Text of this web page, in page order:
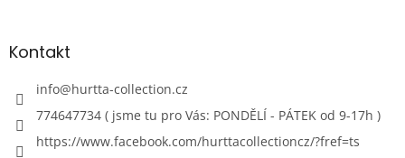
Kontakt
info@hurtta-collection.cz
774647734 ( jsme tu pro Vás: PONDĚLÍ - PÁTEK od 9-17h )
https://www.facebook.com/hurttacollectioncz/?fref=ts